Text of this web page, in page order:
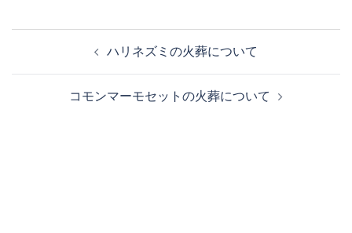
ハリネズミの火葬について
コモンマーモセットの火葬について